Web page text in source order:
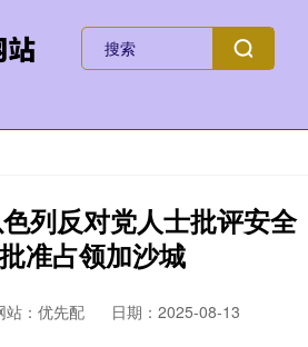
列反对党人士批评安全
准占领加沙城
站：优先配
日期：2025-08-13